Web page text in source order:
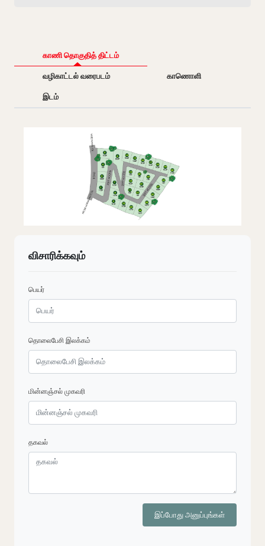
காணி தொகுதித் திட்டம்
வழிகாட்டல் வரைபடம்
காணொளி
இடம்
விசாரிக்கவும்
பெயர்
தொலைபேசி இலக்கம்
மின்னஞ்சல் முகவரி
தகவல்
இப்போது அனுப்புங்கள்